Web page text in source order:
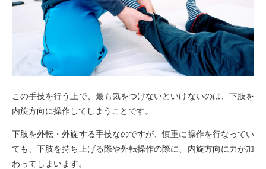
この手技を行う上で、最も気をつけないといけないのは、下肢を
内旋方向に操作してしまうことです。
下肢を外転・外旋する手技なのですが、慎重に操作を行なってい
ても、下肢を持ち上げる際や外転操作の際に、内旋方向に力が加
わってしまいます。